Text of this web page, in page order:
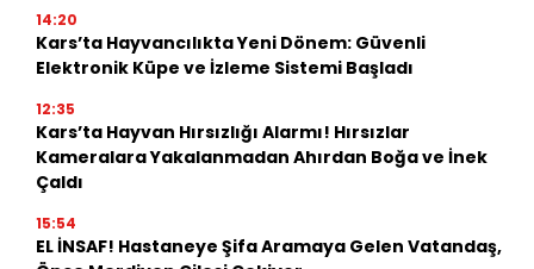
14:20
Kars’ta Hayvancılıkta Yeni Dönem: Güvenli
Elektronik Küpe ve İzleme Sistemi Başladı
12:35
Kars’ta Hayvan Hırsızlığı Alarmı! Hırsızlar
Kameralara Yakalanmadan Ahırdan Boğa ve İnek
Çaldı
15:54
EL İNSAF! Hastaneye Şifa Aramaya Gelen Vatandaş,